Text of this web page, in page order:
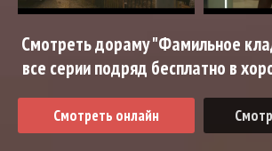
Смотреть дораму "Фамильное
все серии подряд бесплатно в
Смотреть онлайн